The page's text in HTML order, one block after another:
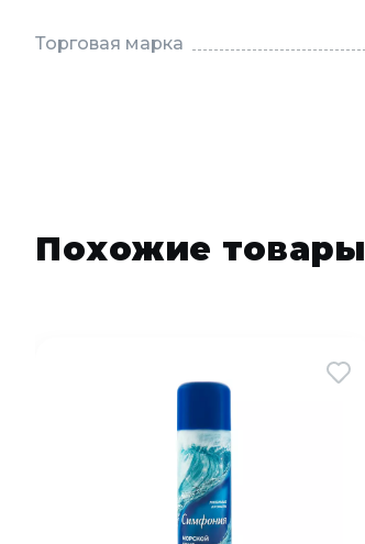
Торговая марка
Похожие товары